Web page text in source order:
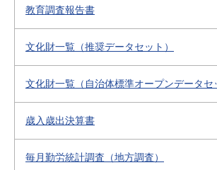
教育調査報告書
文化財一覧（推奨データセット）
文化財一覧（自治体標準オープンデータセ
歳入歳出決算書
毎月勤労統計調査（地方調査）